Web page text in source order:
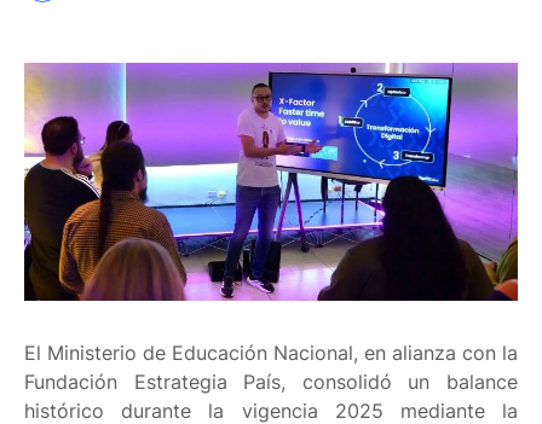
El Ministerio de Educación Nacional, en alianza con la
Fundación Estrategia País, consolidó un balance
histórico durante la vigencia 2025 mediante la